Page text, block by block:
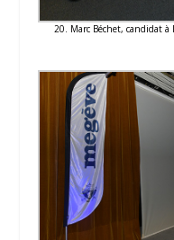
20. Marc Béchet, candidat à